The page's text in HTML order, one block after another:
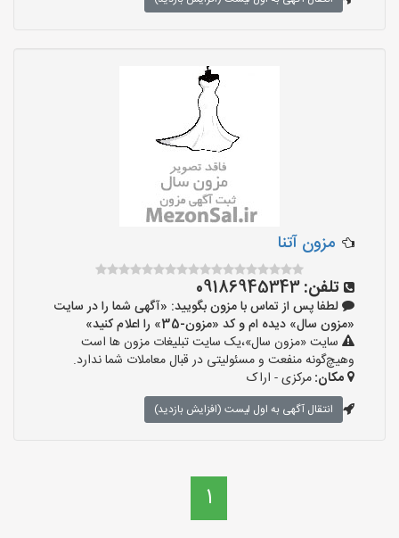
مزون آتنا
تلفن:09186945343
لطفا پس از تماس با مزون بگویید: «آگهی شما را در سایت
«مزون سال» دیده ام و کد «مزون-35» را اعلام کنید»
سایت «مزون سال»،یک سایت تبلیغات مزون ها است
وهیچ‌گونه منفعت و مسئولیتی در قبال معاملات شما ندارد.
مکان:مرکزی - اراک
انتقال آگهی به اول لیست (افزایش بازدید)
1